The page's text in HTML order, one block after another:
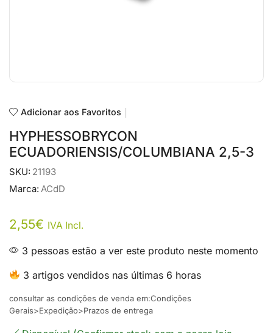
Adicionar aos Favoritos
HYPHESSOBRYCON
ECUADORIENSIS/COLUMBIANA 2,5-3
SKU: 21193
Marca: ACdD
2,55€ IVA Incl.
3 pessoas estão a ver este produto neste momento
3 artigos vendidos nas últimas 6 horas
consultar as condições de venda em:Condições
Gerais>Expedição>Prazos de entrega